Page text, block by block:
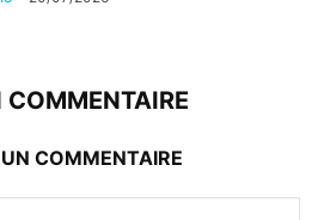
COMMENTAIRE